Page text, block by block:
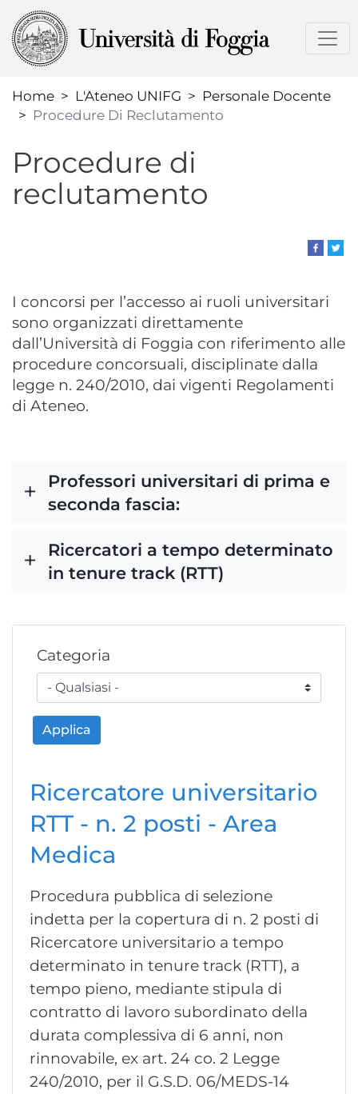
al
contenuto
Home
L'Ateneo UNIFG
Personale Docente
Procedure Di Reclutamento
Procedure di
reclutamento
I concorsi per l’accesso ai ruoli universitari
sono organizzati direttamente
dall’Università di Foggia con riferimento alle
procedure concorsuali, disciplinate dalla
legge n. 240/2010, dai vigenti Regolamenti
di Ateneo.
Professori universitari di prima e
seconda fascia:
Ricercatori a tempo determinato
in tenure track (RTT)
Categoria
Applica
Ricercatore universitario
RTT - n. 2 posti - Area
Medica
Procedura pubblica di selezione
indetta per la copertura di n. 2 posti di
Ricercatore universitario a tempo
determinato in tenure track (RTT), a
tempo pieno, mediante stipula di
contratto di lavoro subordinato della
durata complessiva di 6 anni, non
rinnovabile, ex art. 24 co. 2 Legge
240/2010, per il G.S.D. 06/MEDS-14